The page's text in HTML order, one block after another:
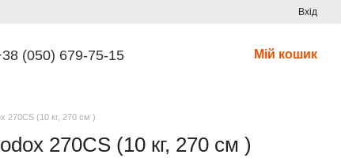
Вхід
(050) 679-75-15 Мій кошик
270CS (10 кг, 270 см )
270CS (10 кг, 270 см )